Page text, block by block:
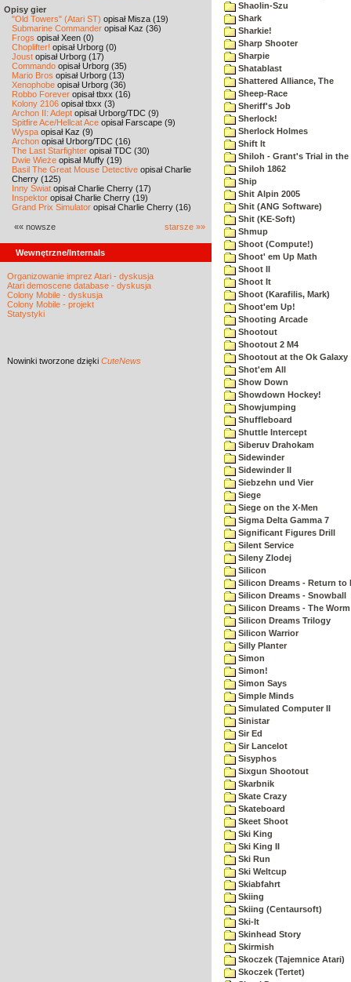
Opisy gier
"Old Towers" (Atari ST) opisał Misza (19)
Submarine Commander opisał Kaz (36)
Frogs opisał Xeen (0)
Choplifter! opisał Urborg (0)
Joust opisał Urborg (17)
Commando opisał Urborg (35)
Mario Bros opisał Urborg (13)
Xenophobe opisał Urborg (36)
Robbo Forever opisał tbxx (16)
Kolony 2106 opisał tbxx (3)
Archon II: Adept opisał Urborg/TDC (9)
Spitfire Ace/Hellcat Ace opisał Farscape (9)
Wyspa opisał Kaz (9)
Archon opisał Urborg/TDC (16)
The Last Starfighter opisał TDC (30)
Dwie Wieże opisał Muffy (19)
Basil The Great Mouse Detective opisał Charlie
Cherry (125)
Inny Świat opisał Charlie Cherry (17)
Inspektor opisał Charlie Cherry (19)
Grand Prix Simulator opisał Charlie Cherry (16)
«« nowsze starsze »»
Wewnętrzne/Internals
Organizowanie imprez Atari - dyskusja
Atari demoscene database - dyskusja
Colony Mobile - dyskusja
Colony Mobile - projekt
Statystyki
Nowinki tworzone dzięki CuteNews
Shaolin-Szu
Shark
Sharkie!
Sharp Shooter
Sharpie
Shatablast
Shattered Alliance, The
Sheep-Race
Sheriff's Job
Sherlock!
Sherlock Holmes
Shift It
Shiloh - Grant's Trial in the
Shiloh 1862
Ship
Shit Alpin 2005
Shit (ANG Software)
Shit (KE-Soft)
Shmup
Shoot (Compute!)
Shoot' em Up Math
Shoot II
Shoot It
Shoot (Karafilis, Mark)
Shoot'em Up!
Shooting Arcade
Shootout
Shootout 2 M4
Shootout at the Ok Galaxy
Shot'em All
Show Down
Showdown Hockey!
Showjumping
Shuffleboard
Shuttle Intercept
Siberuv Drahokam
Sidewinder
Sidewinder II
Siebzehn und Vier
Siege
Siege on the X-Men
Sigma Delta Gamma 7
Significant Figures Drill
Silent Service
Sileny Zlodej
Silicon
Silicon Dreams - Return to
Silicon Dreams - Snowball
Silicon Dreams - The
Silicon Dreams Trilogy
Silicon Warrior
Silly Planter
Simon
Simon!
Simon Says
Simple Minds
Simulated Computer II
Sinistar
Sir Ed
Sir Lancelot
Sisyphos
Sixgun Shootout
Skarbnik
Skate Crazy
Skateboard
Skeet Shoot
Ski King
Ski King II
Ski Run
Ski Weltcup
Skiabfahrt
Skiing
Skiing (Centaursoft)
Ski-It
Skinhead Story
Skirmish
Skoczek (Tajemnice Atari)
Skoczek (Tertet)